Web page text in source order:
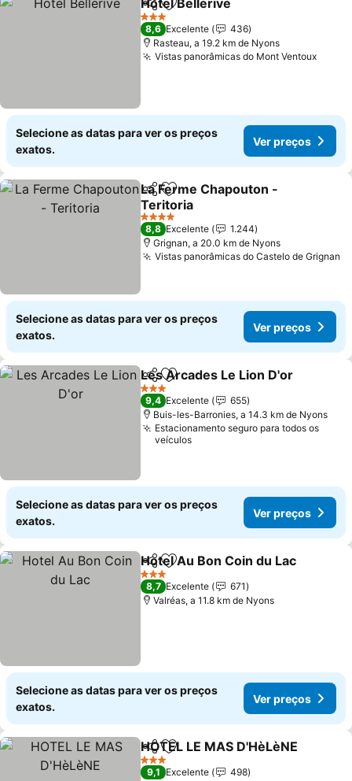
PartilharAdicionar aos favoritos
Hotel Bellerive
3 Estrelas
8,6 Excelente
436
Rasteau, a 19.2 km de Nyons
Vistas panorâmicas do Mont VentouxVer
Selecione as datas para ver os preços
exatos.
Ver preços
PartilharAdicionar aos favoritos
La Ferme Chapouton -
Teritoria
Ver preços
4 Estrelas
8,8 Excelente
1.244
Grignan, a 20.0 km de Nyons
Vistas panorâmicas do Castelo de Grignan
Selecione as datas para ver os preços
exatos.
Ver preços
PartilharAdicionar aos favoritos
Les Arcades Le Lion D'or
3 Estrelas
9,4 Excelente
655
Buis-les-Barronies, a 14.3 km de Nyons
Estacionamento seguro para todos os
veículos
Selecione as datas para ver os preços
exatos.
Ver preços
PartilharAdicionar aos favoritos
Hotel Au Bon Coin du Lac
3 Estrelas
8,7 Excelente
671
Valréas, a 11.8 km de Nyons
Selecione as datas para ver os preços
exatos.
Ver preços
PartilharAdicionar aos favoritos
HOTEL LE MAS D'HèLèNE
3 Estrelas
9,1 Excelente
498